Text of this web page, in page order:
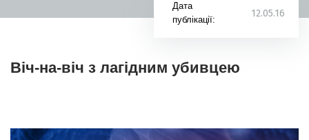
Дата
публікації:
12.05.16
Віч-на-віч з лагідним убивцею